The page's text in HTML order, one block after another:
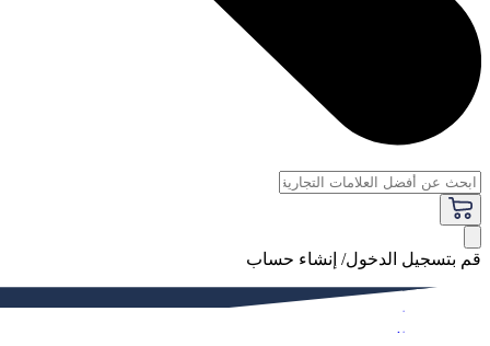
قم بتسجيل الدخول/ إنشاء حساب
فاخر
النساء
الرجال